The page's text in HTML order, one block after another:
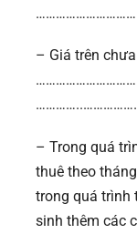
– Giá trên
– Trong quá
thuê theo
trong quá trình
sinh thêm các